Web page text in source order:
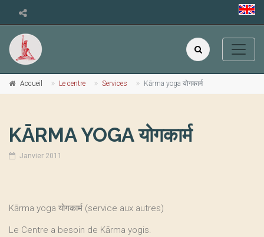
Accueil Le centre Services Kārma yoga योगकार्म
KĀRMA YOGA योगकार्म
Janvier 2011
Kārma yoga योगकार्म (service aux autres)
Le Centre a besoin de Kārma yogis.